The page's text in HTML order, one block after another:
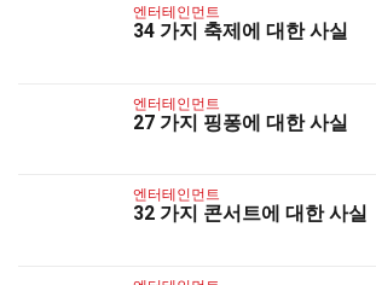
엔터테인먼트
34 가지 축제에 대한 사실
엔터테인먼트
27 가지 핑퐁에 대한 사실
엔터테인먼트
32 가지 콘서트에 대한 사실